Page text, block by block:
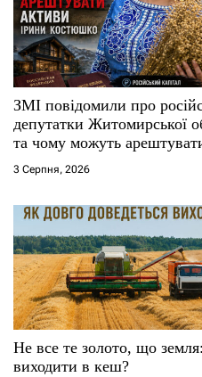
п
и
с
і
ЗМІ повідомили про
депутатки Житомирської
та чому можуть
3 Серпня, 2026
Не все те золото, що
виходити в кеш?